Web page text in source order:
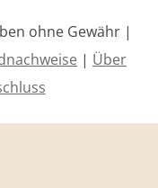
ohne Gewähr |
| Über